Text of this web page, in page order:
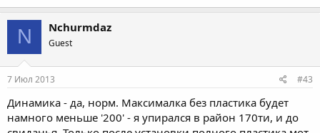
N Nchurmdaz
Guest
7 Июл 2013 #43
Динамика - да, норм. Максималка без пластика будет
намного меньше '200' - я упирался в район 170ти, и до